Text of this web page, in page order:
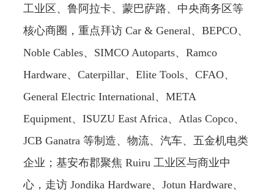
工业区、鲁阿拉卡、蒙巴萨路、中央商务区等
核心商圈，重点拜访 Car & General、BEPCO、
Noble Cables、SIMCO Autoparts、Ramco
Hardware、Caterpillar、Elite Tools、CFAO、
General Electric International、META
Equipment、ISUZU East Africa、Atlas Copco、
JCB Ganatra 等制造、物流、汽车、五金机电类
企业；基安布郡聚焦 Ruiru 工业区与商业中
心，走访 Jondika Hardware、Jotun Hardware、